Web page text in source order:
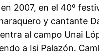
2007, en el 40º
y cantante
al campo Unai
a Isi Palazón.